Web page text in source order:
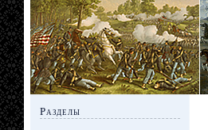
Разделы